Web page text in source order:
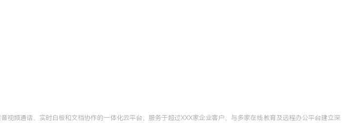
频通话、实时白板和文档协作的一体化云平台，服务于超过XXX家企业客户，与多家在线教育及远程办公平台建立深